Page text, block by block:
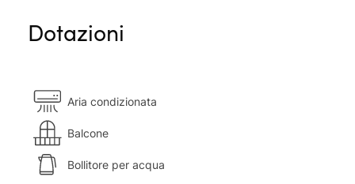
Dotazioni
Aria condizionata
Balcone
Bollitore per acqua